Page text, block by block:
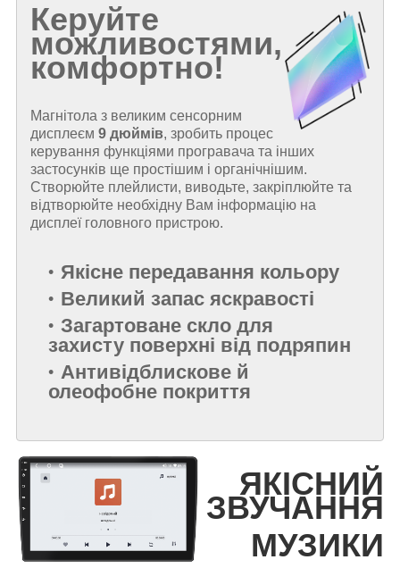
Керуйте
можливостями,
комфортно!
Магнітола з великим сенсорним
дисплеєм 9 дюймів, зробить процес
керування функціями програвача та інших
застосунків ще простішим і органічнішим.
Створюйте плейлисти, виводьте, закріплюйте та
відтворюйте необхідну Вам інформацію на
дисплеї головного пристрою.
Якісне передавання кольору
Великий запас яскравості
Загартоване скло для
захисту поверхні від подряпин
Антивідблискове й
олеофобне покриття
ЯКІСНИЙ
ЗВУЧАННЯ
МУЗИКИ